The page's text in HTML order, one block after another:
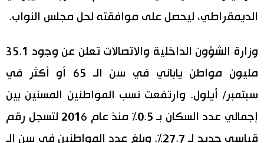
الديمقراطي، ليحصل على موافقته لحل مجلس النواب.
وزارة الشؤون الداخلية والاتصالات تعلن عن وجود 35.1
مليون مواطن ياباني في سن الـ 65 أو أكثر في
سبتمبر/ أيلول. وارتفعت نسب المواطنين المسنين بين
إجمالي عدد السكان بـ 0.5% منذ عام 2016 لتسجل رقم
قياسي جديد لـ 27.7%. وبلغ عدد المواطنين في سن الـ